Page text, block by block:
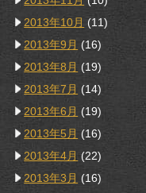
2013年10月 (11)
2013年9月 (16)
2013年8月 (19)
2013年7月 (14)
2013年6月 (19)
2013年5月 (16)
2013年4月 (22)
2013年3月 (16)